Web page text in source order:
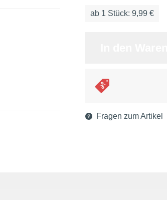
ab 1 Stück: 9,99 €
Fragen zum Artikel